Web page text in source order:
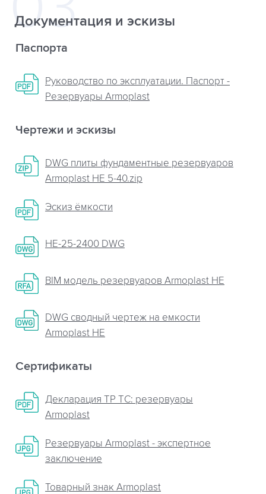
Документация и эскизы
Паспорта
Руководство по эксплуатации. Паспорт -
Резервуары Armoplast
Чертежи и эскизы
DWG плиты фундаментные резервуаров
Armoplast НЕ 5-40.zip
Эскиз ёмкости
НЕ-25-2400 DWG
BIM модель резервуаров Armoplast HE
DWG сводный чертеж на емкости
Armoplast HE
Сертификаты
Декларация ТР ТС: резервуары
Armoplast
Резервуары Armoplast - экспертное
заключение
Товарный знак Armoplast